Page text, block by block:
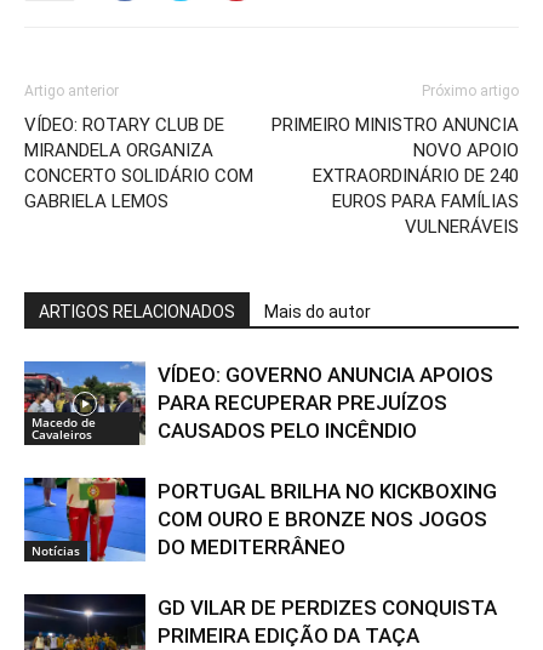
Artigo anterior
VÍDEO: ROTARY CLUB DE
MIRANDELA ORGANIZA
CONCERTO SOLIDÁRIO COM
GABRIELA LEMOS
Próximo artigo
PRIMEIRO MINISTRO ANUNCIA
NOVO APOIO
EXTRAORDINÁRIO DE 240
EUROS PARA FAMÍLIAS
VULNERÁVEIS
ARTIGOS RELACIONADOS Mais do autor
Macedo de
Cavaleiros
VÍDEO: GOVERNO ANUNCIA APOIOS
PARA RECUPERAR PREJUÍZOS
CAUSADOS PELO INCÊNDIO
Notícias
PORTUGAL BRILHA NO KICKBOXING
COM OURO E BRONZE NOS JOGOS
DO MEDITERRÂNEO
GD VILAR DE PERDIZES CONQUISTA
PRIMEIRA EDIÇÃO DA TAÇA